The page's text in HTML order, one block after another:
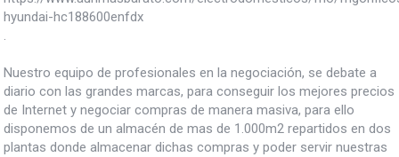
hyundai-hc188600enfdx
.
Nuestro equipo de profesionales en la negociación, se debate a
diario con las grandes marcas, para conseguir los mejores precios
de Internet y negociar compras de manera masiva, para ello
disponemos de un almacén de mas de 1.000m2 repartidos en dos
plantas donde almacenar dichas compras y poder servir nuestras